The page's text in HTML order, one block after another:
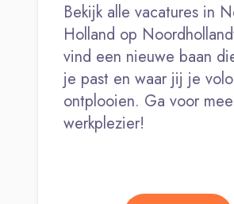
Bekijk alle vacatures in
Holland op
vind een nieuwe baan
je past en waar jij je
ontplooien. Ga voor
werkplezier!